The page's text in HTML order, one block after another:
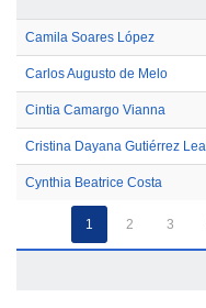
Camila Soares López
Carlos Augusto de Melo
Cintia Camargo Vianna
Cristina Dayana Gutiérrez
Cynthia Beatrice Costa
1 2 3